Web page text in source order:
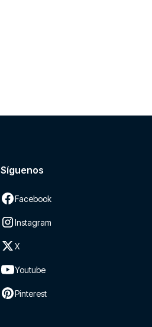
Síguenos
Facebook
Instagram
X
Youtube
Pinterest